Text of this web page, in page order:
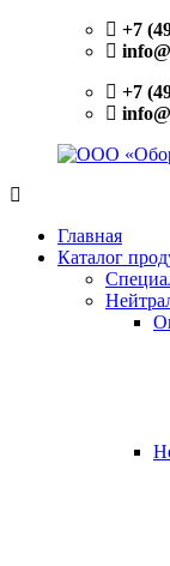
+7
+7
«Оборудование
общепита»
нейтрального
оборудования.
Поставки
теплового,
Главная
Каталог